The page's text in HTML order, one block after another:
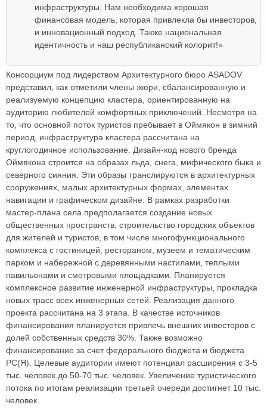
инфраструктуры. Нам необходима хорошая
финансовая модель, которая привлекла бы инвесторов,
и инновационный подход. Также национальная
идентичность и наш республиканский колорит!»
Консорциум под лидерством Архитектурного бюро ASADOV
представил, как отметили члены жюри, сбалансированную и
реализуемую концепцию кластера, ориентированную на
аудиторию любителей комфортных приключений. Несмотря на
то, что основной поток туристов пребывает в Оймякон в зимний
период, инфраструктура кластера рассчитана на
круглогодичное использование. Дизайн-код нового бренда
Оймякона строится на образах льда, снега, мифического быка и
северного сияния. Эти образы транслируются в архитектурных
сооружениях, малых архитектурных формах, элементах
навигации и графическом дизайне. В рамках разработки
мастер-плана села предполагается создание новых
общественных пространств, строительство городских объектов
для жителей и туристов, в том числе многофункционального
комплекса с гостиницей, рестораном, музеем и тематическим
парком и набережной с деревянными настилами, теплыми
павильонами и смотровыми площадками. Планируется
комплексное развитие инженерной инфраструктуры, прокладка
новых трасс всех инженерных сетей. Реализация данного
проекта рассчитана на 3 этапа. В качестве источников
финансирования планируется привлечь внешних инвесторов с
долей собственных средств 30%. Также возможно
финансирование за счет федерального бюджета и бюджета
РС(Я). Целевые аудитории имеют потенциал расширения с 3-5
тыс. человек до 50-70 тыс. человек. Увеличение туристического
потока по итогам реализации третьей очереди достигнет 10 тыс.
человек.